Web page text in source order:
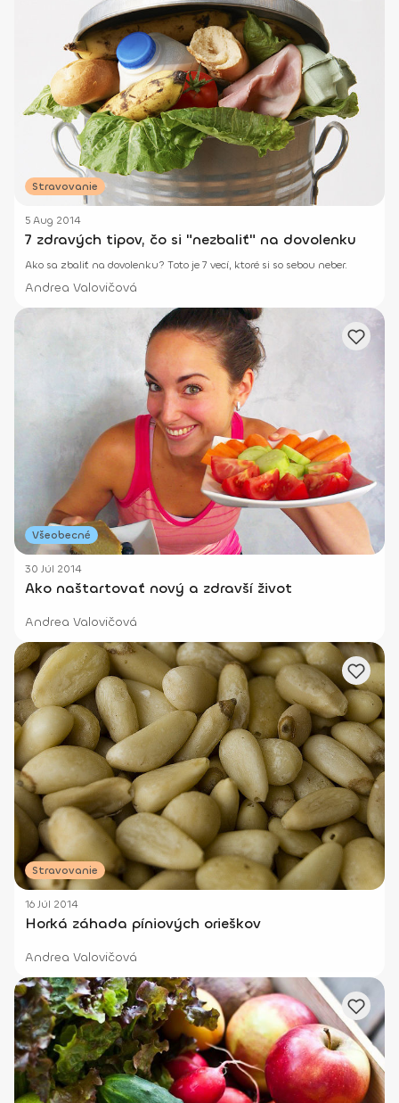
Stravovanie
5 Aug 2014
7 zdravých tipov, čo si "nezbaliť" na dovolenku
Ako sa zbaliť na dovolenku? Toto je 7 vecí, ktoré si so sebou neber.
Andrea Valovičová
Všeobecné
30 Júl 2014
Ako naštartovať nový a zdravší život
Andrea Valovičová
Stravovanie
16 Júl 2014
Horká záhada píniových orieškov
Andrea Valovičová